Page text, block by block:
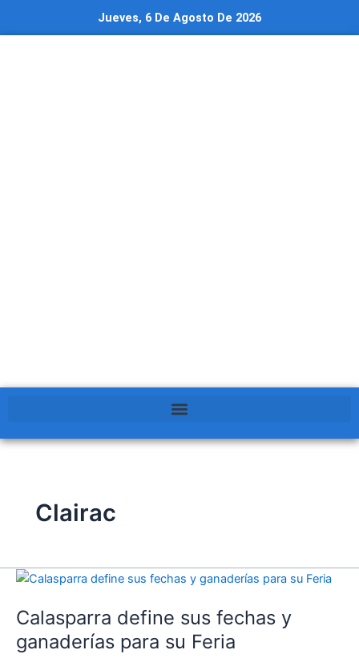
Jueves, 6 De Agosto De 2026
Clairac
Calasparra define sus fechas y
ganaderías para su Feria
Calasparra
sus
fechas
y